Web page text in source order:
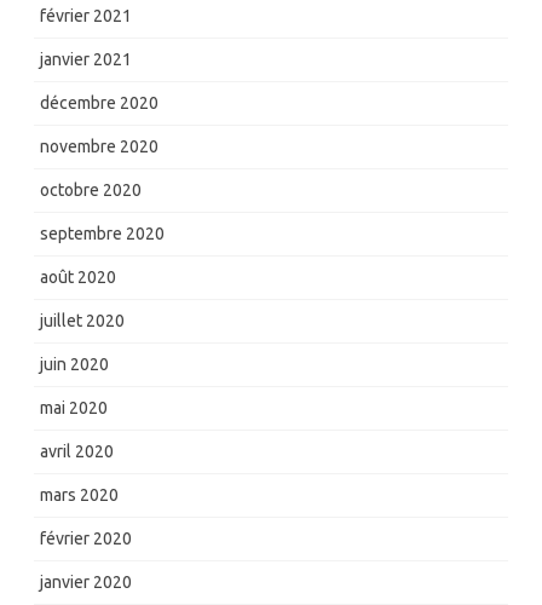
février 2021
janvier 2021
décembre 2020
novembre 2020
octobre 2020
septembre 2020
août 2020
juillet 2020
juin 2020
mai 2020
avril 2020
mars 2020
février 2020
janvier 2020